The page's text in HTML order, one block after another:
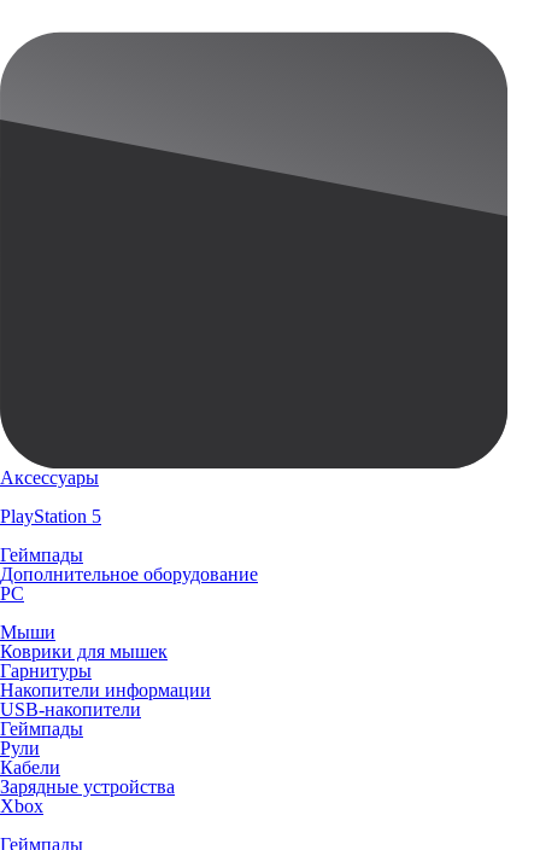
Аксессуары
PlayStation 5
Геймпады
Дополнительное оборудование
PC
Мыши
Коврики для мышек
Гарнитуры
Накопители информации
USB-накопители
Геймпады
Рули
Кабели
Зарядные устройства
Xbox
Геймпады